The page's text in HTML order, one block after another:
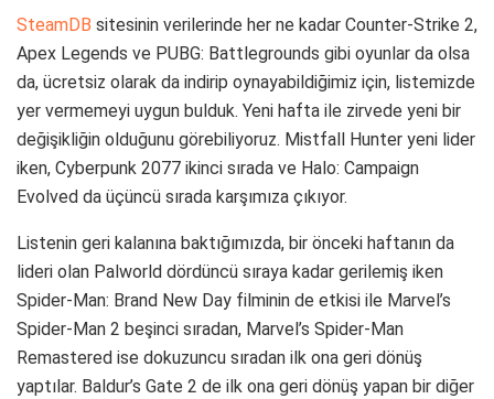
SteamDB sitesinin verilerinde her ne kadar Counter-Strike 2,
Apex Legends ve PUBG: Battlegrounds gibi oyunlar da olsa
da, ücretsiz olarak da indirip oynayabildiğimiz için, listemizde
yer vermemeyi uygun bulduk. Yeni hafta ile zirvede yeni bir
değişikliğin olduğunu görebiliyoruz. Mistfall Hunter yeni lider
iken, Cyberpunk 2077 ikinci sırada ve Halo: Campaign
Evolved da üçüncü sırada karşımıza çıkıyor.
Listenin geri kalanına baktığımızda, bir önceki haftanın da
lideri olan Palworld dördüncü sıraya kadar gerilemiş iken
Spider-Man: Brand New Day filminin de etkisi ile Marvel’s
Spider-Man 2 beşinci sıradan, Marvel’s Spider-Man
Remastered ise dokuzuncu sıradan ilk ona geri dönüş
yaptılar. Baldur’s Gate 2 de ilk ona geri dönüş yapan bir diğer